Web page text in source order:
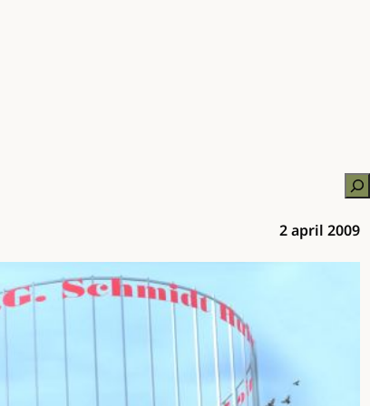
2 april 2009